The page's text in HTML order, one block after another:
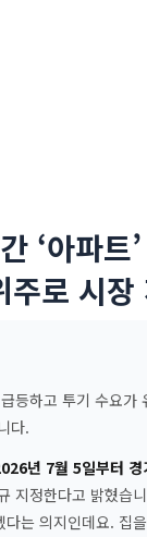
‘아파트
로 시장
등하고 투기 수요가
다.
년 7월 5일부터
지정한다고 밝혔습
는 의지인데요. 집